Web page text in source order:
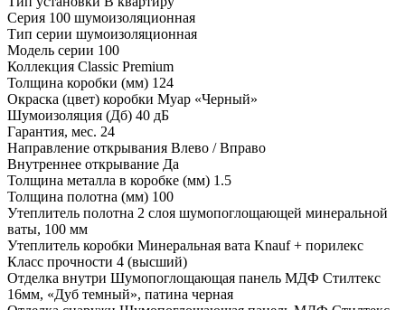
Серия 100 шумоизоляционная
Тип серии шумоизоляционная
Модель серии 100
Коллекция Classic Premium
Толщина коробки (мм) 124
Окраска (цвет) коробки Муар «Черный»
Шумоизоляция (Дб) 40 дБ
Гарантия, мес. 24
Направление открывания Влево / Вправо
Внутреннее открывание Да
Толщина металла в коробке (мм) 1.5
Толщина полотна (мм) 100
Утеплитель полотна 2 слоя шумопоглощающей минеральной
ваты, 100 мм
Утеплитель коробки Минеральная вата Knauf + порилекс
Класс прочности 4 (высший)
Отделка внутри Шумопоглощающая панель МДФ Стилтекс
16мм, «Дуб темный», патина черная